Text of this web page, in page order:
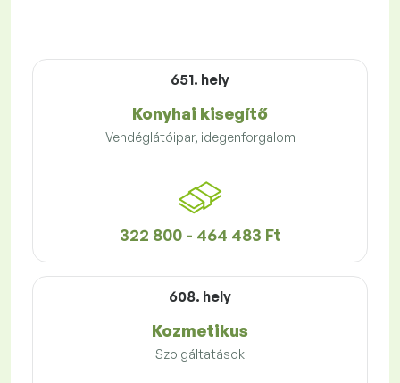
651. hely
Konyhai kisegítő
Vendéglátóipar, idegenforgalom
322 800 - 464 483 Ft
608. hely
Kozmetikus
Szolgáltatások